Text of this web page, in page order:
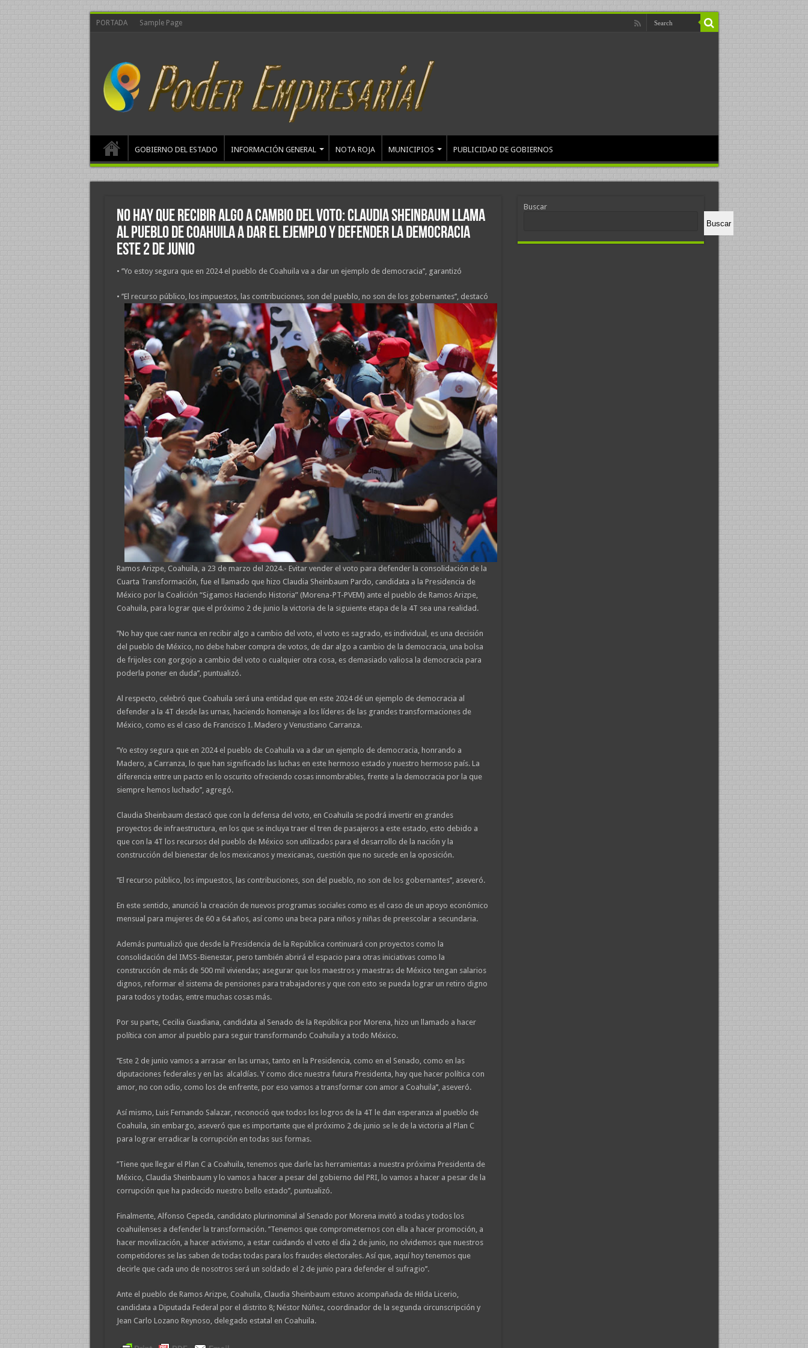
PORTADA Sample Page
GOBIERNO DEL ESTADO INFORMACIÓN GENERAL NOTA ROJA MUNICIPIOS PUBLICIDAD DE GOBIERNOS
NO HAY QUE RECIBIR ALGO A CAMBIO DEL VOTO: CLAUDIA SHEINBAUM LLAMA
AL PUEBLO DE COAHUILA A DAR EL EJEMPLO Y DEFENDER LA DEMOCRACIA
ESTE 2 DE JUNIO
• ’’Yo estoy segura que en 2024 el pueblo de Coahuila va a dar un ejemplo de democracia’’, garantizó
• ’’El recurso público, los impuestos, las contribuciones, son del pueblo, no son de los gobernantes’’, destacó
Ramos Arizpe, Coahuila, a 23 de marzo del 2024.- Evitar vender el voto para defender la consolidación de la
Cuarta Transformación, fue el llamado que hizo Claudia Sheinbaum Pardo, candidata a la Presidencia de
México por la Coalición “Sigamos Haciendo Historia” (Morena-PT-PVEM) ante el pueblo de Ramos Arizpe,
Coahuila, para lograr que el próximo 2 de junio la victoria de la siguiente etapa de la 4T sea una realidad.
’’No hay que caer nunca en recibir algo a cambio del voto, el voto es sagrado, es individual, es una decisión
del pueblo de México, no debe haber compra de votos, de dar algo a cambio de la democracia, una bolsa
de frijoles con gorgojo a cambio del voto o cualquier otra cosa, es demasiado valiosa la democracia para
poderla poner en duda’’, puntualizó.
Al respecto, celebró que Coahuila será una entidad que en este 2024 dé un ejemplo de democracia al
defender a la 4T desde las urnas, haciendo homenaje a los líderes de las grandes transformaciones de
México, como es el caso de Francisco I. Madero y Venustiano Carranza.
’’Yo estoy segura que en 2024 el pueblo de Coahuila va a dar un ejemplo de democracia, honrando a
Madero, a Carranza, lo que han significado las luchas en este hermoso estado y nuestro hermoso país. La
diferencia entre un pacto en lo oscurito ofreciendo cosas innombrables, frente a la democracia por la que
siempre hemos luchado’’, agregó.
Claudia Sheinbaum destacó que con la defensa del voto, en Coahuila se podrá invertir en grandes
proyectos de infraestructura, en los que se incluya traer el tren de pasajeros a este estado, esto debido a
que con la 4T los recursos del pueblo de México son utilizados para el desarrollo de la nación y la
construcción del bienestar de los mexicanos y mexicanas, cuestión que no sucede en la oposición.
’’El recurso público, los impuestos, las contribuciones, son del pueblo, no son de los gobernantes’’, aseveró.
En este sentido, anunció la creación de nuevos programas sociales como es el caso de un apoyo económico
mensual para mujeres de 60 a 64 años, así como una beca para niños y niñas de preescolar a secundaria.
Además puntualizó que desde la Presidencia de la República continuará con proyectos como la
consolidación del IMSS-Bienestar, pero también abrirá el espacio para otras iniciativas como la
construcción de más de 500 mil viviendas; asegurar que los maestros y maestras de México tengan salarios
dignos, reformar el sistema de pensiones para trabajadores y que con esto se pueda lograr un retiro digno
para todos y todas, entre muchas cosas más.
Por su parte, Cecilia Guadiana, candidata al Senado de la República por Morena, hizo un llamado a hacer
política con amor al pueblo para seguir transformando Coahuila y a todo México.
’’Este 2 de junio vamos a arrasar en las urnas, tanto en la Presidencia, como en el Senado, como en las
diputaciones federales y en las alcaldías. Y como dice nuestra futura Presidenta, hay que hacer política con
amor, no con odio, como los de enfrente, por eso vamos a transformar con amor a Coahuila’’, aseveró.
Así mismo, Luis Fernando Salazar, reconoció que todos los logros de la 4T le dan esperanza al pueblo de
Coahuila, sin embargo, aseveró que es importante que el próximo 2 de junio se le de la victoria al Plan C
para lograr erradicar la corrupción en todas sus formas.
’’Tiene que llegar el Plan C a Coahuila, tenemos que darle las herramientas a nuestra próxima Presidenta de
México, Claudia Sheinbaum y lo vamos a hacer a pesar del gobierno del PRI, lo vamos a hacer a pesar de la
corrupción que ha padecido nuestro bello estado’’, puntualizó.
Finalmente, Alfonso Cepeda, candidato plurinominal al Senado por Morena invitó a todas y todos los
coahuilenses a defender la transformación. ’’Tenemos que comprometernos con ella a hacer promoción, a
hacer movilización, a hacer activismo, a estar cuidando el voto el día 2 de junio, no olvidemos que nuestros
competidores se las saben de todas todas para los fraudes electorales. Así que, aquí hoy tenemos que
decirle que cada uno de nosotros será un soldado el 2 de junio para defender el sufragio’’.
Ante el pueblo de Ramos Arizpe, Coahuila, Claudia Sheinbaum estuvo acompañada de Hilda Licerio,
candidata a Diputada Federal por el distrito 8; Néstor Núñez, coordinador de la segunda circunscripción y
Jean Carlo Lozano Reynoso, delegado estatal en Coahuila.
Buscar
Buscar